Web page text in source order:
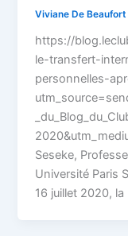
Viviane De
https://
le-transfert-
personnelles-
Seseke,
Université Paris
16 juillet 2020,